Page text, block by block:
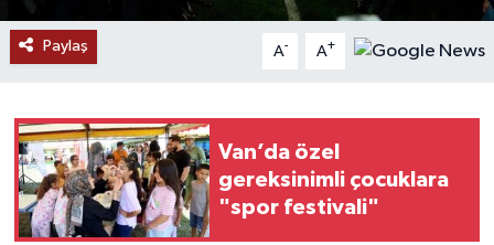
Paylaş A- A+
Van’da özel
gereksinimli çocuklara
"spor festivali"